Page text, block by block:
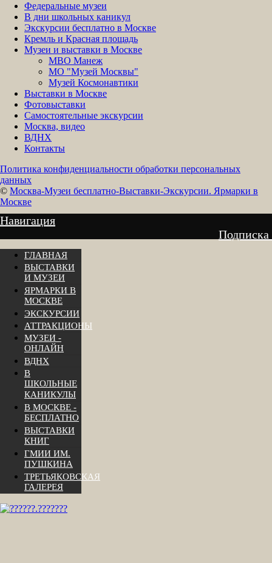
Федеральные музеи
В дни школьных каникул
Экскурсии бесплатно в Москве
Кремль и Красная площадь
Музеи и выставки в Москве
МВО Манеж
МО "Музей Москвы"
Музей Космонавтики
Выставки в Москве
Фотовыставки
Самостоятельные экскурсии
Москва, видео
ВДНХ
Контакты
Политика конфиденциальности обработки персональных
данных
© Москва-Музеи бесплатно-Выставки-Экскурсии. Ярмарки в
Москве
Навигация
Подписка
ГЛАВНАЯ
ВЫСТАВКИ
И МУЗЕИ
ЯРМАРКИ В
МОСКВЕ
ЭКСКУРСИИ
АТТРАКЦИОНЫ
МУЗЕИ -
ОНЛАЙН
ВДНХ
В
ШКОЛЬНЫЕ
КАНИКУЛЫ
В МОСКВЕ -
БЕСПЛАТНО
ВЫСТАВКИ
КНИГ
ГМИИ ИМ.
ПУШКИНА
ТРЕТЬЯКОВСКАЯ
ГАЛЕРЕЯ